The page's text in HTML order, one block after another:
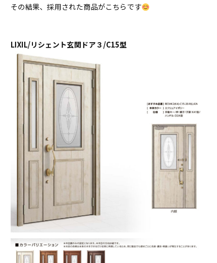
その結果、採用された商品がこちらです
LIXIL/リシェント玄関ドア３/C15型